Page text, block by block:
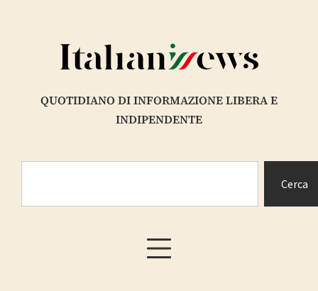
QUOTIDIANO DI INFORMAZIONE LIBERA E
INDIPENDENTE
Cerca